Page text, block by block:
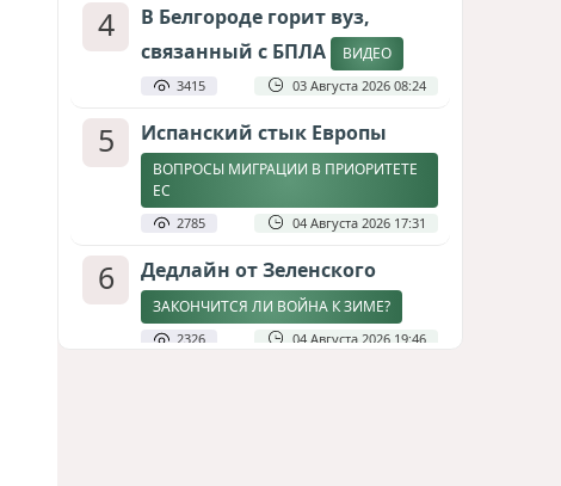
4
В Белгороде горит вуз,
связанный с БПЛА
ВИДЕО
3415 03 Августа 2026 08:24
5 Испанский стык Европы
ВОПРОСЫ МИГРАЦИИ В ПРИОРИТЕТЕ
ЕС
2785 04 Августа 2026 17:31
6 Дедлайн от Зеленского
ЗАКОНЧИТСЯ ЛИ ВОЙНА К ЗИМЕ?
2326 04 Августа 2026 19:46